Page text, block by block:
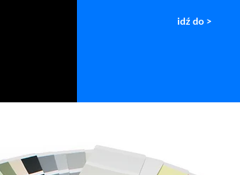
idź do >